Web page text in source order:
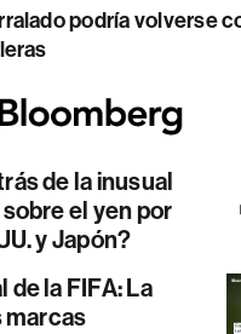
podría volverse
de la inusual
el yen por
y Japón?
de la FIFA: La
marcas